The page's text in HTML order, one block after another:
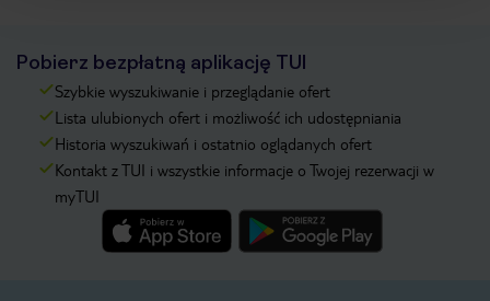
Pobierz bezpłatną aplikację TUI
Szybkie wyszukiwanie i przeglądanie ofert
Lista ulubionych ofert i możliwość ich udostępniania
Historia wyszukiwań i ostatnio oglądanych ofert
Kontakt z TUI i wszystkie informacje o Twojej rezerwacji w
myTUI